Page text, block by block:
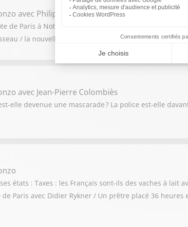
avec Philippe Darantière
de Paris à Notre-Dame de Chartres du 23 au 25 mai /
/ la nouvelle saillie d'une députée LFI contre le
avec Jean-Pierre Colombiès
elle devenue une mascarade ? La police est-elle
états : Taxes : les Français sont-ils des vaches à lait
Paris avec Didier Rykner / Un prêtre placé 36